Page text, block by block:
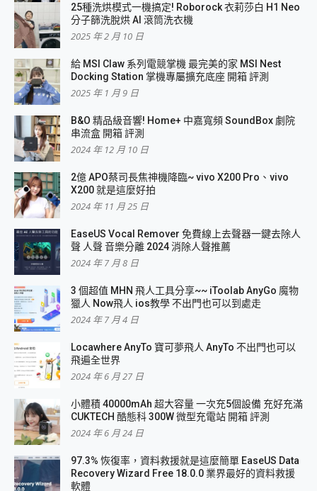
25種洗烘模式一機搞定! Roborock 衣莉莎白 H1 Neo
分子篩洗脫烘 AI 滾筒洗衣機
2025 年 2 月 10 日
給 MSI Claw 系列電競掌機 最完美的家 MSI Nest
Docking Station 掌機專屬擴充底座 開箱 評測
2025 年 1 月 9 日
B&O 精品級音響! Home+ 中嘉寬頻 SoundBox 劇院
串流盒 開箱 評測
2024 年 12 月 10 日
2億 APO蔡司長焦神機降臨~ vivo X200 Pro、vivo
X200 就是這麼好拍
2024 年 11 月 25 日
EaseUS Vocal Remover 免費線上去聲器一鍵去除人
聲 人聲 音樂分離 2024 消除人聲推薦
2024 年 7 月 8 日
3 個超值 MHN 飛人工具分享~~ iToolab AnyGo 魔物
獵人 Now飛人 ios教學 不出門也可以到處走
2024 年 7 月 4 日
Locawhere AnyTo 寶可夢飛人 AnyTo 不出門也可以
飛遍全世界
2024 年 6 月 27 日
小體積 40000mAh 超大容量 一次充5個設備 充好充滿
CUKTECH 酷態科 300W 微型充電站 開箱 評測
2024 年 6 月 24 日
97.3% 恢復率，資料救援就是這麼簡單 EaseUS Data
Recovery Wizard Free 18.0.0 業界最好的資料救援
軟體